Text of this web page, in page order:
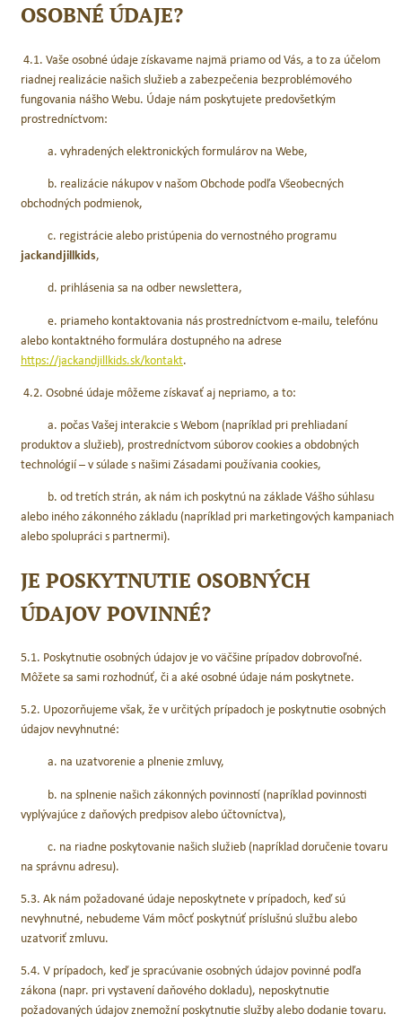
OSOBNÉ ÚDAJE?
4.1. Vaše osobné údaje získavame najmä priamo od Vás, a to za účelom
riadnej realizácie našich služieb a zabezpečenia bezproblémového
fungovania nášho Webu. Údaje nám poskytujete predovšetkým
prostredníctvom:
a. vyhradených elektronických formulárov na Webe,
b. realizácie nákupov v našom Obchode podľa Všeobecných
obchodných podmienok,
c. registrácie alebo pristúpenia do vernostného programu
jackandjillkids,
d. prihlásenia sa na odber newslettera,
e. priameho kontaktovania nás prostredníctvom e-mailu, telefónu
alebo kontaktného formulára dostupného na adrese
https://jackandjillkids.sk/kontakt.
4.2. Osobné údaje môžeme získavať aj nepriamo, a to:
a. počas Vašej interakcie s Webom (napríklad pri prehliadaní
produktov a služieb), prostredníctvom súborov cookies a obdobných
technológií – v súlade s našimi Zásadami používania cookies,
b. od tretích strán, ak nám ich poskytnú na základe Vášho súhlasu
alebo iného zákonného základu (napríklad pri marketingových kampaniach
alebo spolupráci s partnermi).
JE POSKYTNUTIE OSOBNÝCH
ÚDAJOV POVINNÉ?
5.1. Poskytnutie osobných údajov je vo väčšine prípadov dobrovoľné.
Môžete sa sami rozhodnúť, či a aké osobné údaje nám poskytnete.
5.2. Upozorňujeme však, že v určitých prípadoch je poskytnutie osobných
údajov nevyhnutné:
a. na uzatvorenie a plnenie zmluvy,
b. na splnenie našich zákonných povinností (napríklad povinnosti
vyplývajúce z daňových predpisov alebo účtovníctva),
c. na riadne poskytovanie našich služieb (napríklad doručenie tovaru
na správnu adresu).
5.3. Ak nám požadované údaje neposkytnete v prípadoch, keď sú
nevyhnutné, nebudeme Vám môcť poskytnúť príslušnú službu alebo
uzatvoriť zmluvu.
5.4. V prípadoch, keď je spracúvanie osobných údajov povinné podľa
zákona (napr. pri vystavení daňového dokladu), neposkytnutie
požadovaných údajov znemožní poskytnutie služby alebo dodanie tovaru.